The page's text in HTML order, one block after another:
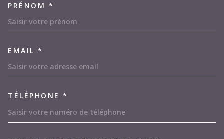
PRÉNOM *
EMAIL *
TÉLÉPHONE *